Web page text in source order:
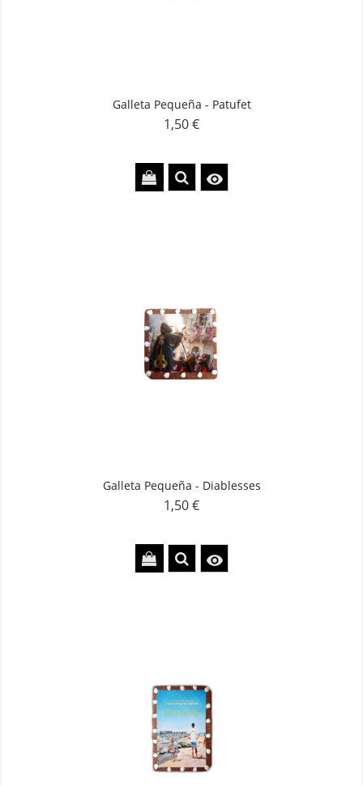
Galleta Pequeña - Patufet
Precio
1,50 €

Galleta Pequeña - Diablesses
Precio
1,50 €
